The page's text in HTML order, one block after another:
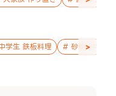
学生 鉄板料理 # 砂糖 中学生
>